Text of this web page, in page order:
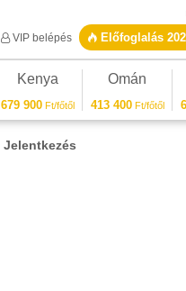
VIP belépés
Előfoglalás
Kenya
679 900Ft/főtől
Omán
413 400Ft/főtől
Jelentkezés